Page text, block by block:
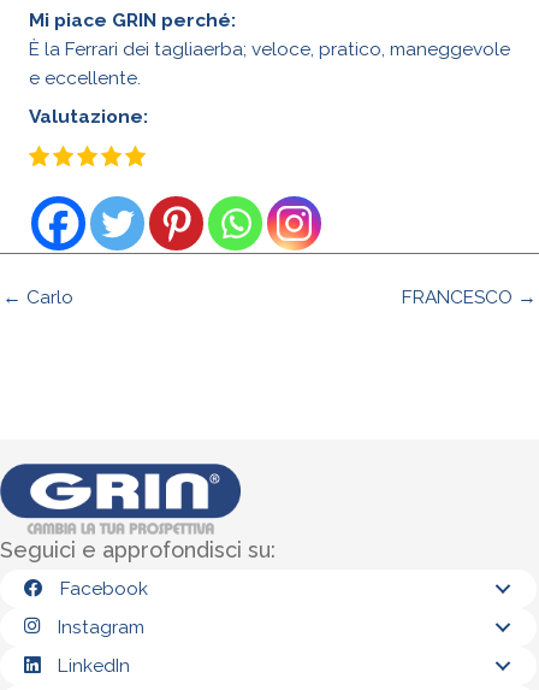
Mi piace GRIN perché:
È la Ferrari dei tagliaerba; veloce, pratico, maneggevole
e eccellente.
Valutazione:
← Carlo FRANCESCO →
Seguici e approfondisci su:
Facebook
Instagram
LinkedIn